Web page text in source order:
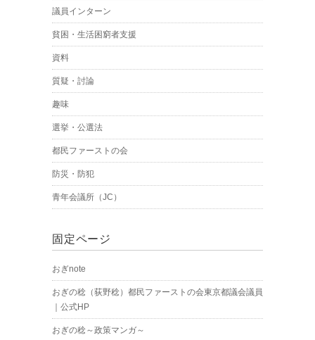
議員インターン
貧困・生活困窮者支援
資料
質疑・討論
趣味
選挙・公選法
都民ファーストの会
防災・防犯
青年会議所（JC）
固定ページ
おぎnote
おぎの稔（荻野稔）都民ファーストの会東京都議会議員
｜公式HP
おぎの稔～政策マンガ～